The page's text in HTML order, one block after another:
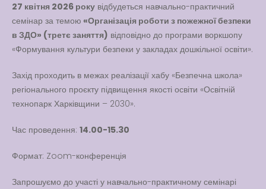
Читати далі
27 квітня 2026 року відбудеться навчально-практичний
семінар за темою «Організація роботи з пожежної безпеки
в ЗДО» (третє заняття) відповідно до програми воркшопу
«Формування культури безпеки у закладах дошкільної освіти».
Захід проходить в межах реалізації хабу «Безпечна школа»
регіонального проєкту підвищення якості освіти «Освітній
технопарк Харківщини – 2030».
Час проведення: 14.00-15.30
Формат: Zoom-конференція
Запрошуємо до участі у навчально-практичному семінарі